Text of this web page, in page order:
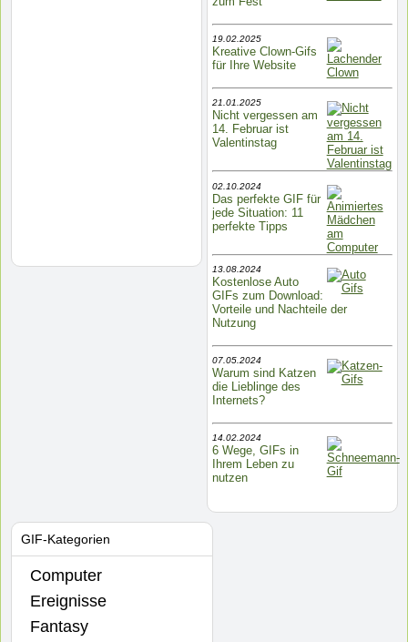
GIF-Kategorien
Computer
Ereignisse
Fantasy
19.02.2025
Kreative Clown-Gifs
für Ihre Website
21.01.2025
Nicht vergessen am
14. Februar ist
Valentinstag
02.10.2024
Das perfekte GIF für
jede Situation: 11
perfekte Tipps
13.08.2024
Kostenlose Auto
GIFs zum Download:
Vorteile und Nachteile der
Nutzung
07.05.2024
Warum sind Katzen
die Lieblinge des
Internets?
14.02.2024
6 Wege, GIFs in
Ihrem Leben zu
nutzen